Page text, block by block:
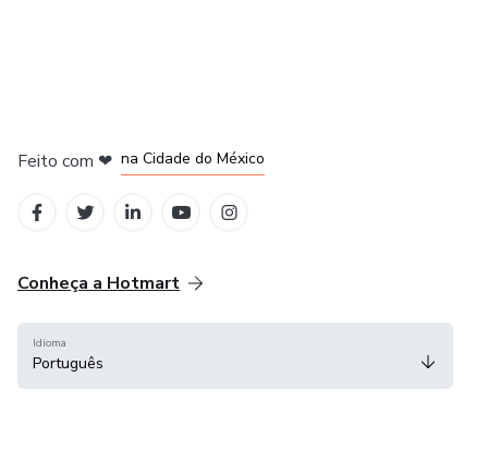
Feito com ❤ na Cidade do México
Conheça a Hotmart
Idioma
Português